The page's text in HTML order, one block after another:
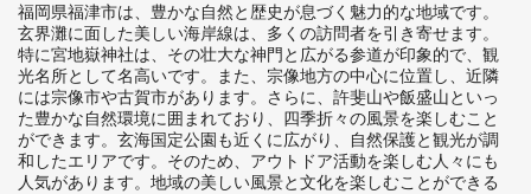
福岡県福津市は、豊かな自然と歴史が息づく魅力的な地域です。
玄界灘に面した美しい海岸線は、多くの訪問者を引き寄せます。
特に宮地嶽神社は、その壮大な神門と広がる参道が印象的で、観
光名所として名高いです。また、宗像地方の中心に位置し、近隣
には宗像市や古賀市があります。さらに、許斐山や飯盛山といっ
た豊かな自然環境に囲まれており、四季折々の風景を楽しむこと
ができます。玄海国定公園も近くに広がり、自然保護と観光が調
和したエリアです。そのため、アウトドア活動を楽しむ人々にも
人気があります。地域の美しい風景と文化を楽しむことができる